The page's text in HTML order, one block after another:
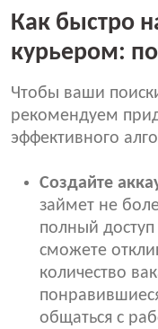
Как быстро
курьером:
Чтобы ваши
рекомендуем
эффективного
Создайте
займет не
полный
сможете
количество
общаться с